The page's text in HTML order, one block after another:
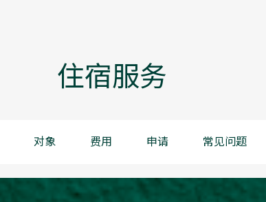
住宿服务
对象 费用 申请 常见问题